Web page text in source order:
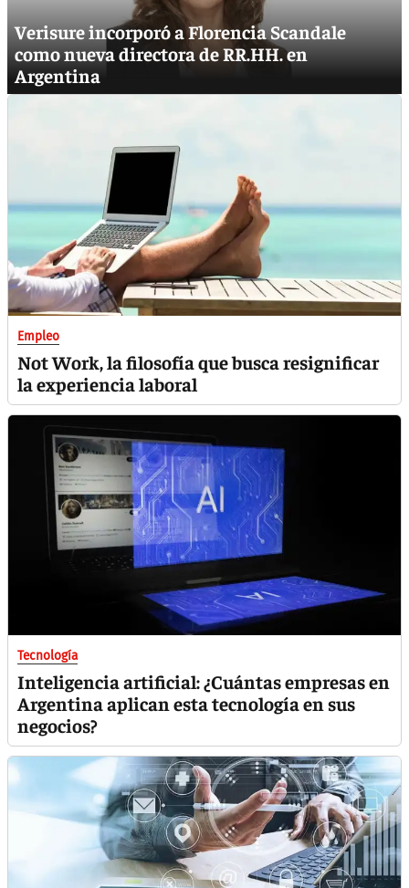
Verisure incorporó a Florencia Scandale
como nueva directora de RR.HH. en
Argentina
Empleo
Not Work, la filosofía que busca resignificar
la experiencia laboral
Tecnología
Inteligencia artificial: ¿Cuántas empresas en
Argentina aplican esta tecnología en sus
negocios?